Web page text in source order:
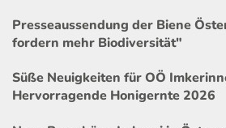
Presseaussendung der Biene
fordern mehr Biodiversität"
Süße Neuigkeiten für OÖ
Hervorragende Honigernte 2026